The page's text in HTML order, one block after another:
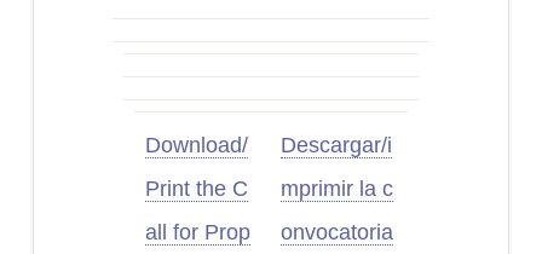
Download/
Print the C
all for Prop
Descargar/i
mprimir la c
onvocatoria